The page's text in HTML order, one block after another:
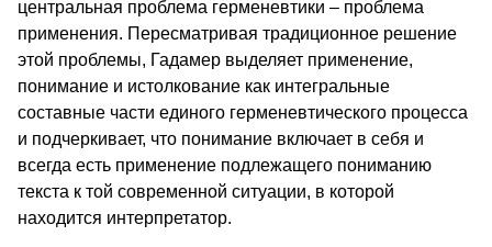
центральная проблема герменевтики – проблема
применения. Пересматривая традиционное решение
этой проблемы, Гадамер выделяет применение,
понимание и истолкование как интегральные
составные части единого герменевтического процесса
и подчеркивает, что понимание включает в себя и
всегда есть применение подлежащего пониманию
текста к той современной ситуации, в которой
находится интерпретатор.